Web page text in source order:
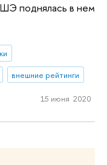
поднялась в нем
внешние рейтинги
15 июня 2020